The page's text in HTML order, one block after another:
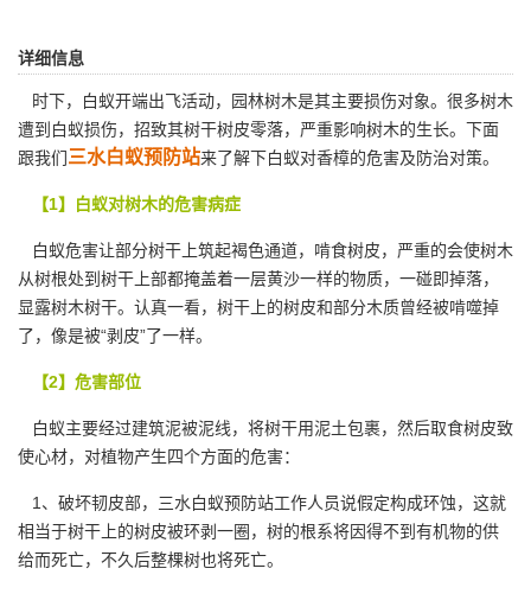
详细信息
时下，白蚁开端出飞活动，园林树木是其主要损伤对象。很多树木
遭到白蚁损伤，招致其树干树皮零落，严重影响树木的生长。下面
跟我们三水白蚁预防站来了解下白蚁对香樟的危害及防治对策。
【1】白蚁对树木的危害病症
白蚁危害让部分树干上筑起褐色通道，啃食树皮，严重的会使树木
从树根处到树干上部都掩盖着一层黄沙一样的物质，一碰即掉落，
显露树木树干。认真一看，树干上的树皮和部分木质曾经被啃噬掉
了，像是被“剥皮”了一样。
【2】危害部位
白蚁主要经过建筑泥被泥线，将树干用泥土包裹，然后取食树皮致
使心材，对植物产生四个方面的危害：
1、破坏韧皮部，三水白蚁预防站工作人员说假定构成环蚀，这就
相当于树干上的树皮被环剥一圈，树的根系将因得不到有机物的供
给而死亡，不久后整棵树也将死亡。